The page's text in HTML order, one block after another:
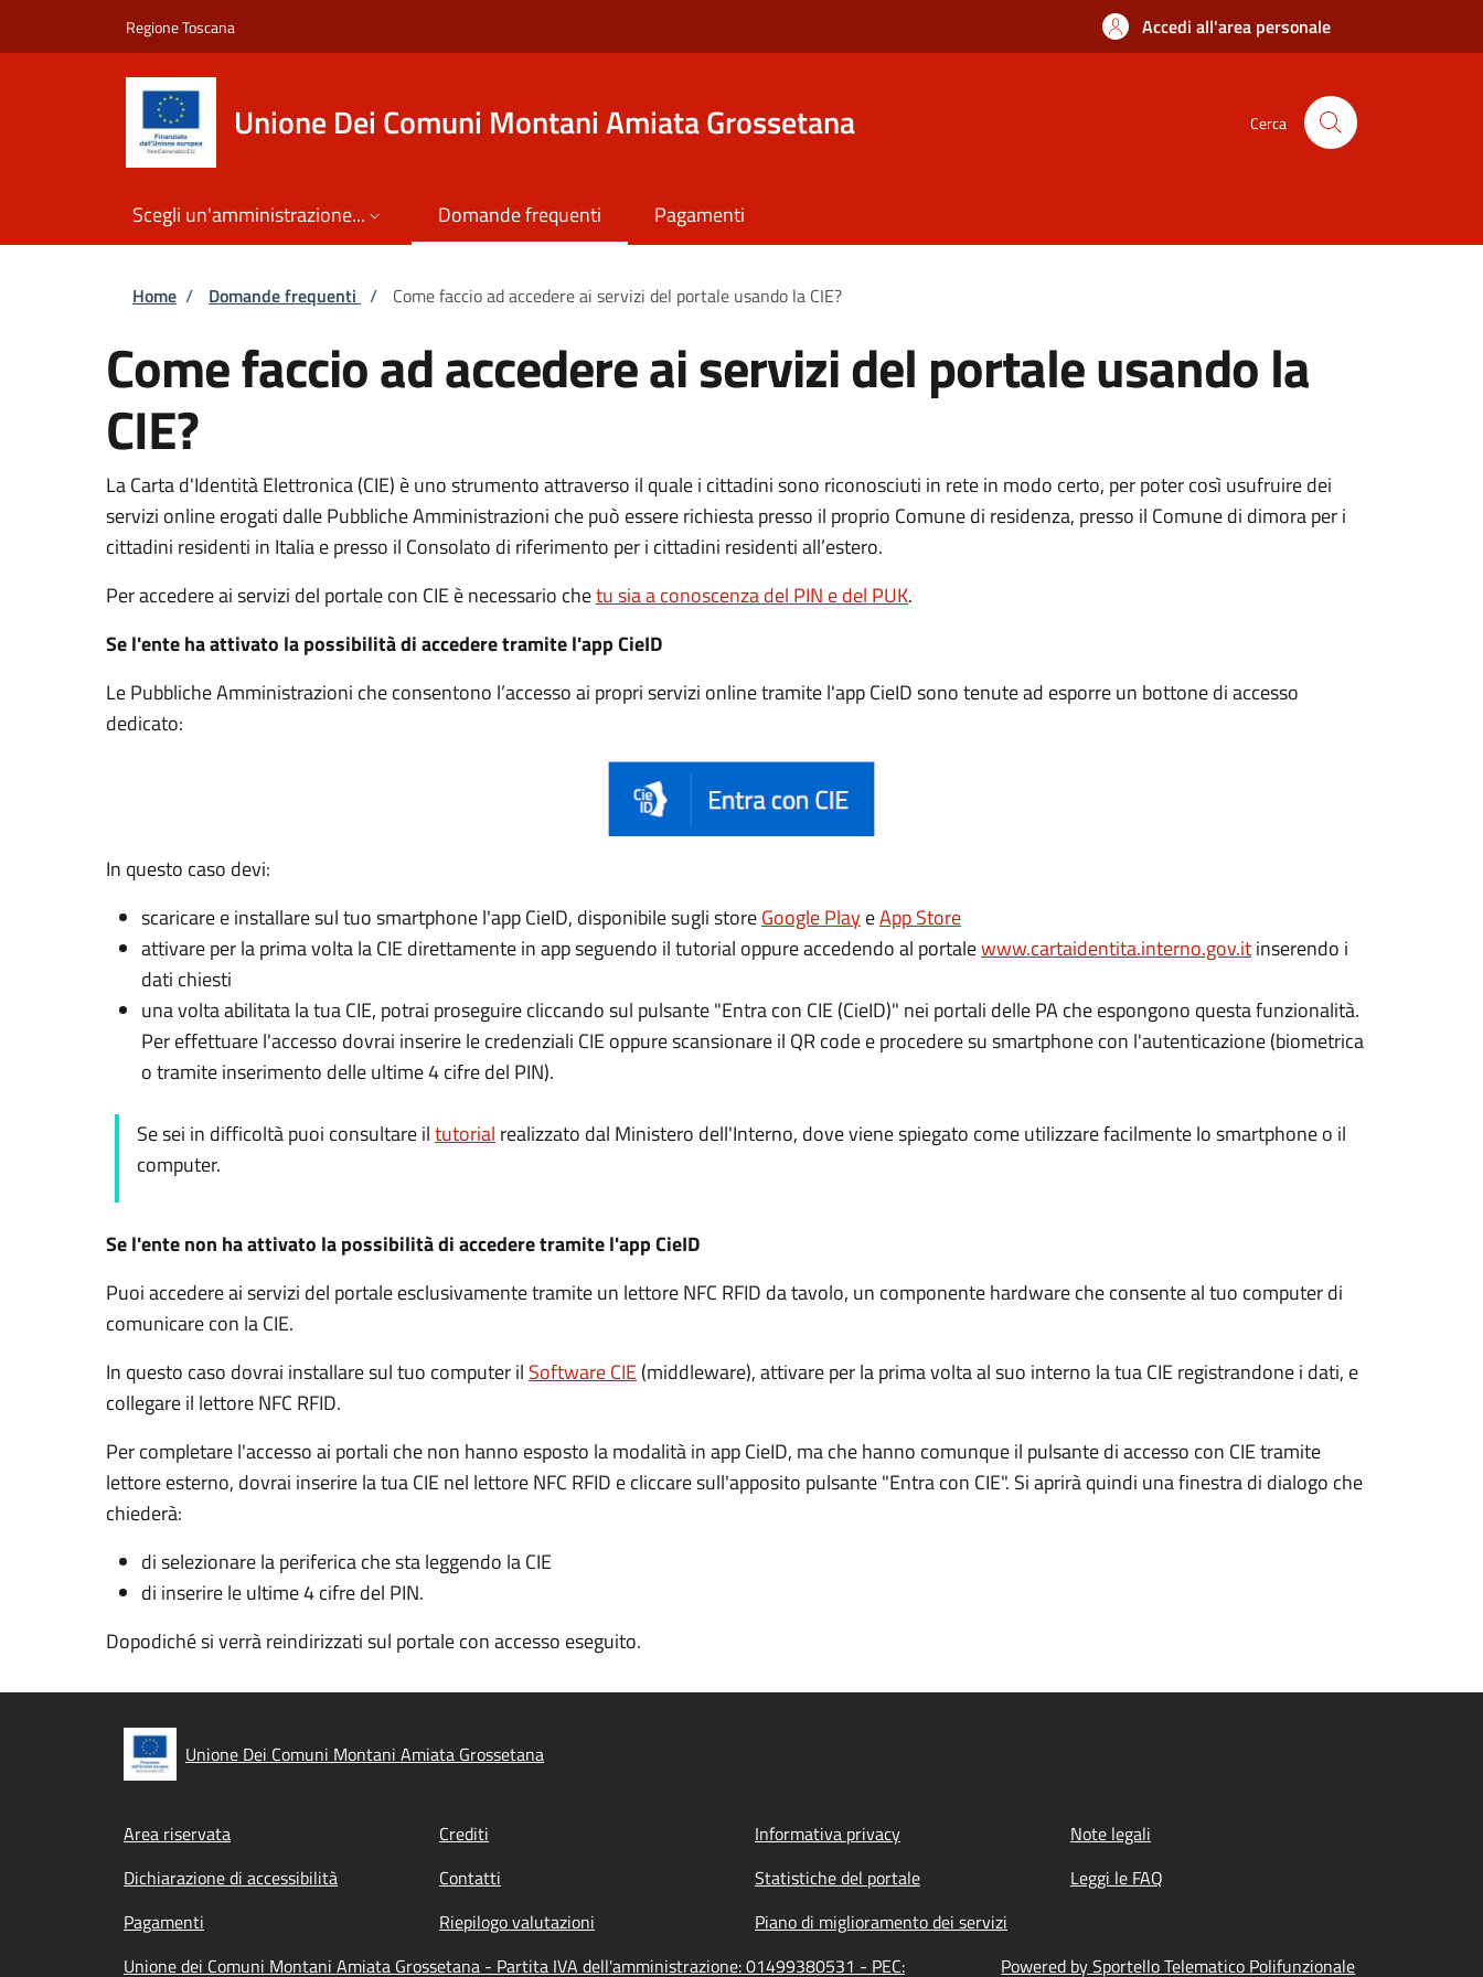
Regione Toscana Accedi all'area personale
Unione Dei Comuni Montani Amiata Grossetana Cerca
Scegli un'amministrazione... Domande frequenti Pagamenti
Briciole di pane
Home / Domande frequenti / Come faccio ad accedere ai servizi del portale usando la CIE?
Come faccio ad accedere ai servizi del portale usando la
CIE?
La Carta d'Identità Elettronica (CIE) è uno strumento attraverso il quale i cittadini sono riconosciuti in rete in modo certo, per poter così usufruire dei
servizi online erogati dalle Pubbliche Amministrazioni che può essererichiesta presso il proprio Comune di residenza, presso il Comune di dimora per i
cittadini residenti in Italia e presso il Consolato di riferimento per i cittadini residenti all’estero.
Per accedere ai servizi del portale con CIE è necessario chetu sia a conoscenza del PIN e del PUK.
Se l'ente ha attivato la possibilità di accedere tramite l'app CieID
Le Pubbliche Amministrazioni che consentono l’accesso ai propri servizi online tramite l'app CieID sono tenute ad esporre un bottone di accesso
dedicato:
In questo caso devi:
scaricare e installare sul tuo smartphone l'app CieID, disponibile sugli storeGoogle PlayeApp Store
attivare per la prima volta la CIE direttamente in app seguendo il tutorial oppure accedendo al portalewww.cartaidentita.interno.gov.itinserendo i
dati chiesti
una volta abilitata la tua CIE, potrai proseguire cliccando sul pulsante "Entra con CIE (CieID)" nei portali delle PA che espongono questa funzionalità.
Per effettuare l'accesso dovrai inserire le credenziali CIE oppure scansionare il QR code e procedere su smartphone con l'autenticazione (biometrica
o tramite inserimento delle ultime 4 cifre del PIN).
Se sei in difficoltà puoi consultare iltutorial realizzato dal Ministero dell'Interno, dove viene spiegato come utilizzare facilmente lo smartphone o il
computer.
Se l'ente non ha attivato la possibilità di accedere tramite l'app CieID
Puoi accedere ai servizi del portale esclusivamente tramite un lettore NFC RFID da tavolo, un componente hardware che consente al tuo computer di
comunicare con la CIE.
In questo caso dovrai installare sul tuo computer il Software CIE(middleware), attivare per la prima volta al suo interno la tua CIE registrandone i dati, e
collegare il lettore NFC RFID.
Per completare l'accesso ai portali che non hanno esposto la modalità in app CieID, ma che hanno comunque il pulsante di accesso con CIE tramite
lettore esterno, dovrai inserire la tua CIE nel lettore NFC RFID e cliccare sull'apposito pulsante "Entra con CIE". Si aprirà quindi una finestra di dialogo che
chiederà:
di selezionare la periferica che sta leggendo la CIE
di inserire le ultime 4 cifre del PIN.
Dopodiché si verrà reindirizzati sul portale con accesso eseguito.
Unione Dei Comuni Montani Amiata Grossetana
Footer menu
Area riservata Crediti Informativa privacy
Note legali
Dichiarazione di accessibilità
Contatti Statistiche del portale
Leggi le FAQ
Pagamenti
Riepilogo valutazioni
Piano di miglioramento dei servizi
Unione dei Comuni Montani Amiata Grossetana - Partita IVA dell'amministrazione: 01499380531 - PEC:
Powered by Sportello Telematico Polifunzionale